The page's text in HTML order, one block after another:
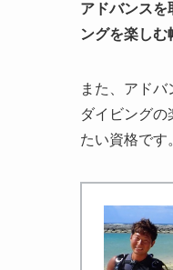
アドバンスを
ングを楽しむ
また、アド
ダイビング
たい資格です